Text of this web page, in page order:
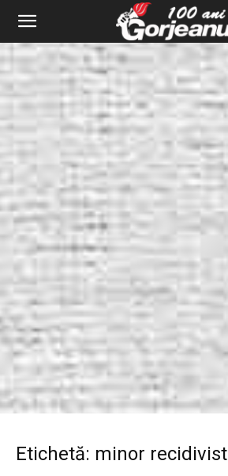
Etichetă: minor recidivist